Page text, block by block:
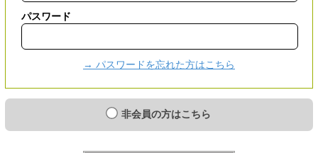
パスワード
→ パスワードを忘れた方はこちら
非会員の方はこちら